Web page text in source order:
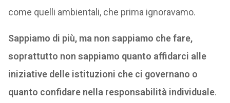
come quelli ambientali, che prima ignoravamo.
Sappiamo di più, ma non sappiamo che fare,
soprattutto non sappiamo quanto affidarci alle
iniziative delle istituzioni che ci governano o
quanto confidare nella responsabilità individuale.